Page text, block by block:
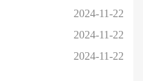
2024-11-22
2024-11-22
2024-11-22